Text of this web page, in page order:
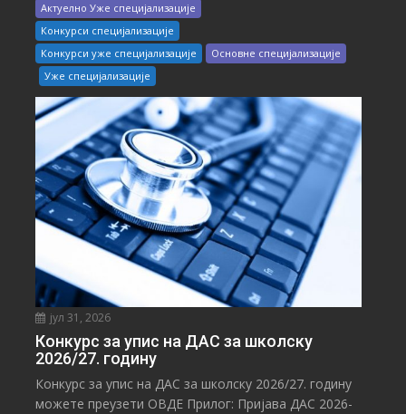
Актуелно Уже специјализације
Конкурси специјализације
Конкурси уже специјализације
Основне специјализације
Уже специјализације
јул 31, 2026
Конкурс за упис на ДАС за школску
2026/27. годину
Конкурс за упис на ДАС за школску 2026/27. годину
можете преузети ОВДЕ Прилог: Пријава ДАС 2026-